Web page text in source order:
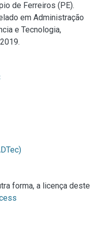
de Ferreiros (PE).
em Administração
e Tecnologia,
forma, a licença deste